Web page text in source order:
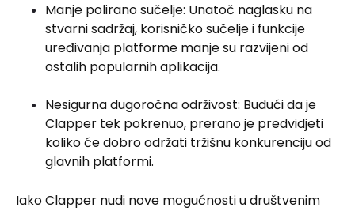
Manje polirano sučelje: Unatoč naglasku na
stvarni sadržaj, korisničko sučelje i funkcije
uređivanja platforme manje su razvijeni od
ostalih popularnih aplikacija.
Nesigurna dugoročna održivost: Budući da je
Clapper tek pokrenuo, prerano je predvidjeti
koliko će dobro održati tržišnu konkurenciju od
glavnih platformi.
Iako Clapper nudi nove mogućnosti u društvenim